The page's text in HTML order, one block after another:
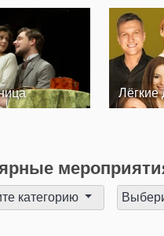
Лёгкие
категорию